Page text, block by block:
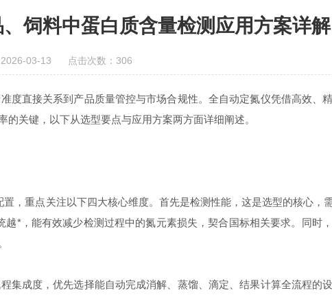
饲料中蛋白质含量检测应用方案详解
2026-03-13 点击次数：306
直接关系到产品质量管控与市场合规性。全自动定氮仪凭借高效、
关键，以下从选型要点与应用方案两方面详细阐述。
重点关注以下四大核心维度。首先是检测性能，这是选型的核心，
*，能有效减少检测过程中的氮元素损失，契合国标相关要求。同时
成度，优先选择能自动完成消解、蒸馏、滴定、结果计算全流程的